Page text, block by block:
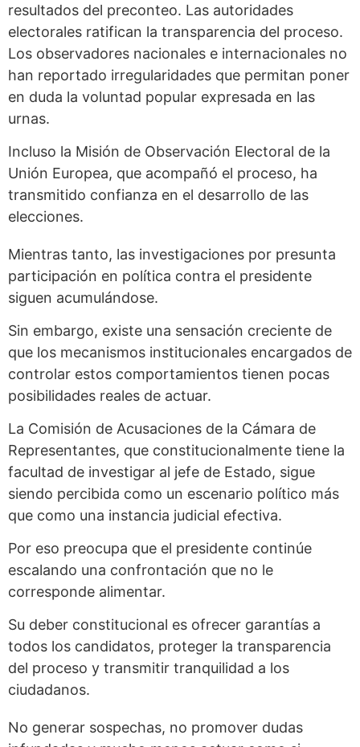
resultados del preconteo. Las autoridades
electorales ratifican la transparencia del proceso.
Los observadores nacionales e internacionales no
han reportado irregularidades que permitan poner
en duda la voluntad popular expresada en las
urnas.
Incluso la Misión de Observación Electoral de la
Unión Europea, que acompañó el proceso, ha
transmitido confianza en el desarrollo de las
elecciones.
Mientras tanto, las investigaciones por presunta
participación en política contra el presidente
siguen acumulándose.
Sin embargo, existe una sensación creciente de
que los mecanismos institucionales encargados de
controlar estos comportamientos tienen pocas
posibilidades reales de actuar.
La Comisión de Acusaciones de la Cámara de
Representantes, que constitucionalmente tiene la
facultad de investigar al jefe de Estado, sigue
siendo percibida como un escenario político más
que como una instancia judicial efectiva.
Por eso preocupa que el presidente continúe
escalando una confrontación que no le
corresponde alimentar.
Su deber constitucional es ofrecer garantías a
todos los candidatos, proteger la transparencia
del proceso y transmitir tranquilidad a los
ciudadanos.
No generar sospechas, no promover dudas